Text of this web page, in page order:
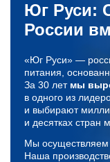
Юг Руси:
России
«Юг Руси» —
питания,
За 30 лет мы
в одного из
и выбирают
и десятках стран
Мы осуществляем
Наша